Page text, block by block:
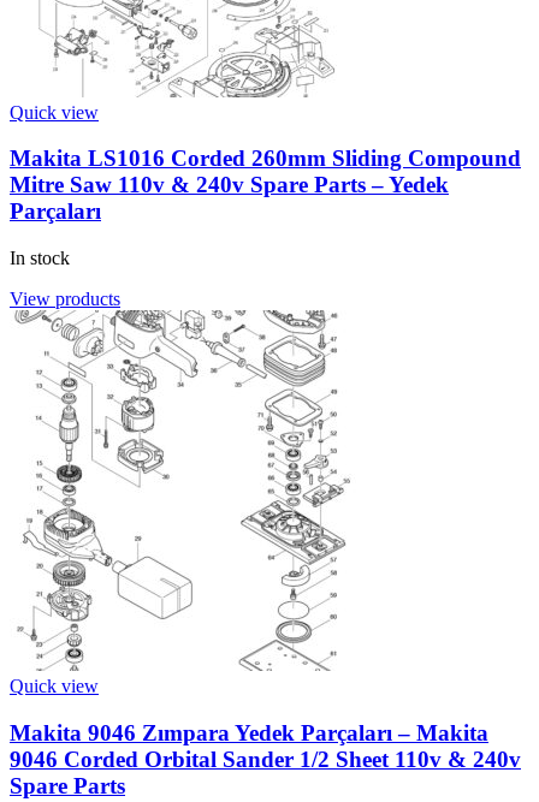
Quick view
Makita LS1016 Corded 260mm Sliding Compound
Mitre Saw 110v & 240v Spare Parts – Yedek
Parçaları
In stock
View products
Quick view
Makita 9046 Zımpara Yedek Parçaları – Makita
9046 Corded Orbital Sander 1/2 Sheet 110v & 240v
Spare Parts